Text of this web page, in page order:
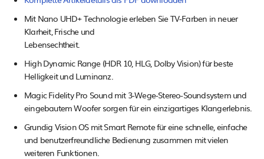
Mit Nano UHD+ Technologie erleben Sie TV-Farben in neuer
Klarheit, Frische und
Lebensechtheit.
High Dynamic Range (HDR 10, HLG, Dolby Vision) für beste
Helligkeit und Luminanz.
Magic Fidelity Pro Sound mit 3-Wege-Stereo-Soundsystem und
eingebautem Woofer sorgen für ein einzigartiges Klangerlebnis.
Grundig Vision OS mit Smart Remote für eine schnelle, einfache
und benutzerfreundliche Bedienung zusammen mit vielen
weiteren Funktionen.